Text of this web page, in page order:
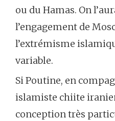
ou du Hamas. On
l’engagement de
l’extrémisme
variable.
Si Poutine, en
islamiste chiite
conception très